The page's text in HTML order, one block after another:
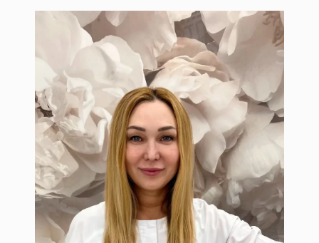
Сандальнова Ирина
Врач косметолог-дерматолог.
Специалист по инъекционной
косметологии.